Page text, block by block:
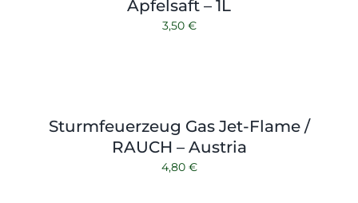
Apfelsaft – 1L
3,50 €
Sturmfeuerzeug Gas Jet-Flame /
RAUCH – Austria
4,80 €